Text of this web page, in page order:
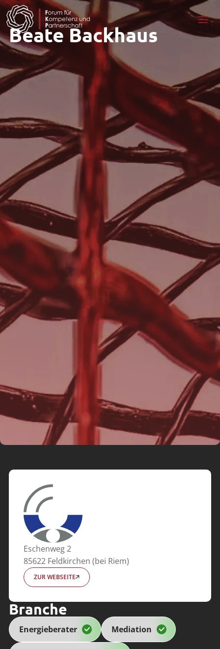
Beate Backhaus
Eschenweg 2
85622 Feldkirchen (bei Riem)
ZUR WEBSEITE
Branche
Energieberater Mediation